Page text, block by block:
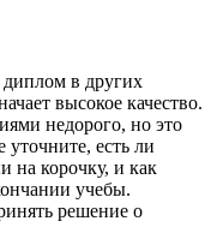
диплом в других
высокое качество.
недорого, но это
есть ли
на корочку, и как
учебы.
решение о